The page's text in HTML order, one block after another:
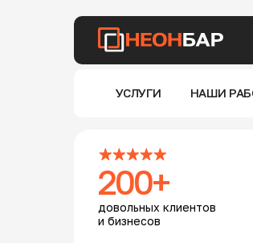
LET'S GO!
УСЛУГИ НАШИ
200+
довольных клиентов
и бизнесов